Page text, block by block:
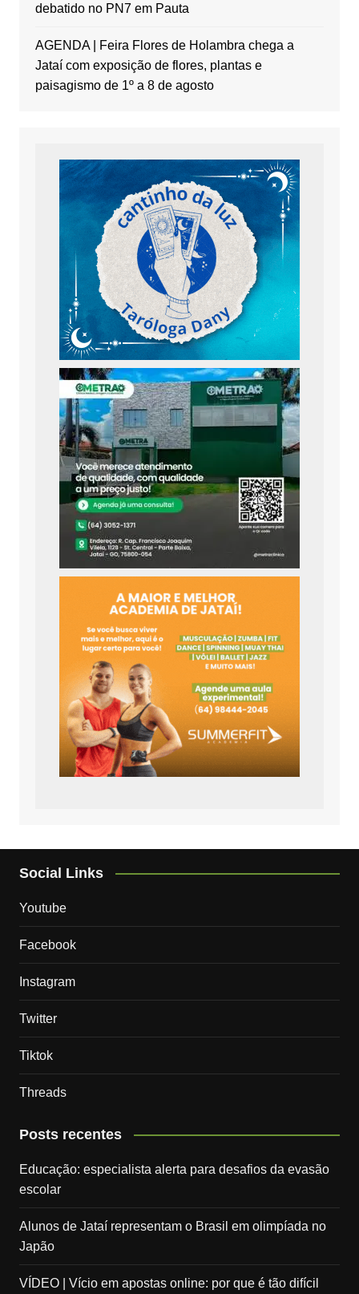
debatido no PN7 em Pauta
AGENDA | Feira Flores de Holambra chega a
Jataí com exposição de flores, plantas e
paisagismo de 1º a 8 de agosto
Social Links
Youtube
Facebook
Instagram
Twitter
Tiktok
Threads
Posts recentes
Educação: especialista alerta para desafios da evasão
escolar
Alunos de Jataí representam o Brasil em olimpíada no
Japão
VÍDEO | Vício em apostas online: por que é tão difícil